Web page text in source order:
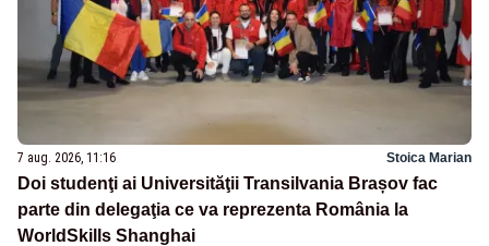
7 aug. 2026, 11:16 Stoica Marian
Doi studenţi ai Universităţii Transilvania Brașov fac
parte din delegaţia ce va reprezenta România la
WorldSkills Shanghai